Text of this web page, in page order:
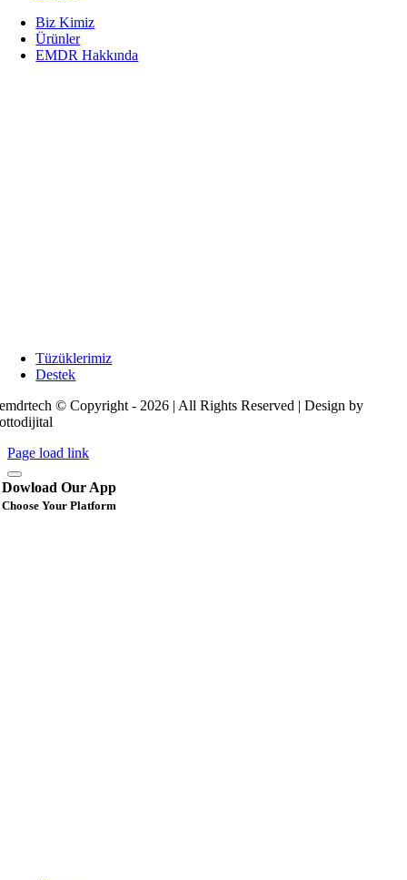
Biz Kimiz
Ürünler
EMDR Hakkında
Tüzüklerimiz
Destek
emdrtech © Copyright - 2026 | All Rights Reserved | Design by
ottodijital
Page load link
Dowload Our App
Choose Your Platform